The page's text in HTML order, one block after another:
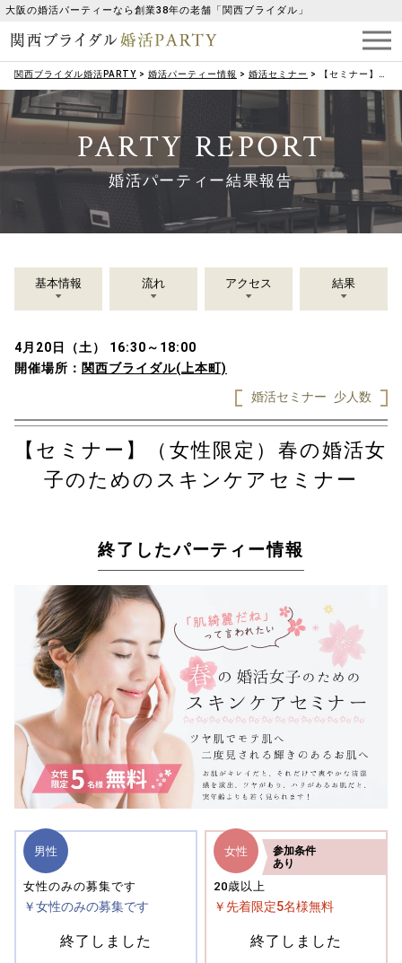
大阪の婚活パーティーなら創業38年の老舗「関西ブライダル」
関西ブライダル婚活PARTY > 婚活パーティー情報 > 婚活セミナー > 【セミナー】（女性限定）春の婚活女子のためのスキンケアセミナー
PARTY REPORT
婚活パーティー結果報告
基本情報 流れ アクセス 結果
4月20日（土） 16:30～18:00
開催場所： 関西ブライダル(上本町)
婚活セミナー
少人数
【セミナー】（女性限定）春の婚活女
子のためのスキンケアセミナー
終了したパーティー情報
男性
女性のみの募集です
￥女性のみの募集です
終了しました
女性
20歳以上
￥先着限定5名様無料
参加条件
あり
終了しました